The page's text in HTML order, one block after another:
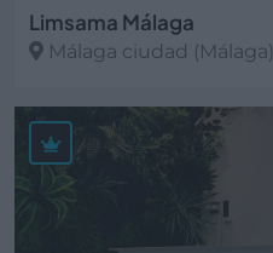
Limsama Málaga
Málaga ciudad (Málaga)
Ver más